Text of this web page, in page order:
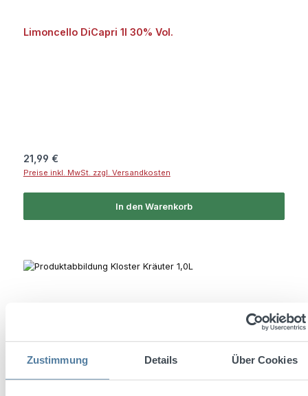
Zustimmung Details Über Cookies
Limoncello DiCapri 1l 30% Vol.
Regulärer Preis:
21,99 €
Preise inkl. MwSt. zzgl. Versandkosten
In den Warenkorb